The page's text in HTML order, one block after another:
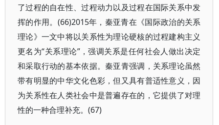
了过程的自在性、过程动力以及过程在国际关系中发
挥的作用。(66)2015年，秦亚青在《国际政治的关系
理论》一文中将以关系性为理论硬核的过程建构主义
更名为“关系理论”，强调关系是任何社会人做出决定
和采取行动的基本依据。秦亚青强调，关系理论虽然
带有明显的中华文化色彩，但又具有普适性意义，因
为关系性在人类社会中是普遍存在的，它提供了对理
性的一种合理补充。(67)